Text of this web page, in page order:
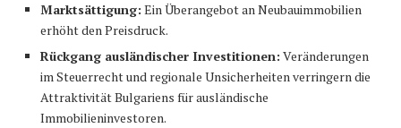
Marktsättigung: Ein Überangebot an Neubauimmobilien
erhöht den Preisdruck.
Rückgang ausländischer Investitionen: Veränderungen
im Steuerrecht und regionale Unsicherheiten verringern die
Attraktivität Bulgariens für ausländische
Immobilieninvestoren.